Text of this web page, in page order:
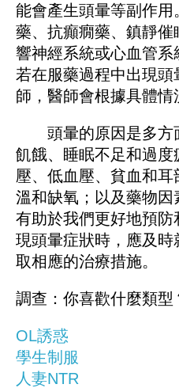
能會產生頭暈等副作
藥、抗癲癇藥、鎮靜
響神經系統或心血管系
若在服藥過程中出現
師，醫師會根據具體情
頭暈的原因是多方
飢餓、睡眠不足和過度
壓、低血壓、貧血和
溫和缺氧；以及藥物因
有助於我們更好地預防
現頭暈症狀時，應及
取相應的治療措施。
調查：你喜歡什麼類型
OL誘惑
學生制服
人妻NTR